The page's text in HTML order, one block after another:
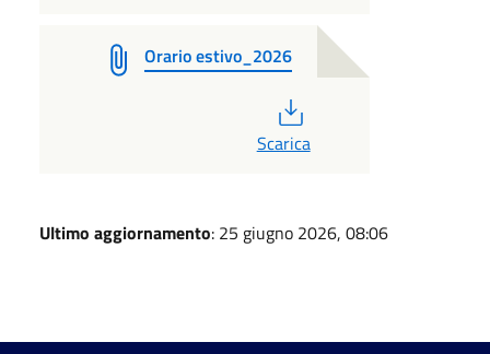
Orario estivo_2026
Scarica
Ultimo aggiornamento: 25 giugno 2026, 08:06